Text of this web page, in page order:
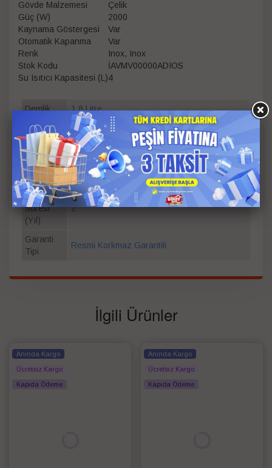
Gövde Malzemesi
Çelik
Güç (W)
2000
Kaynama Göstergesi
Var
Otomatik Kapanma
Var
Renk
Inox, Inox
Stok Kodu
İAVMV00000ADIOS
Su Isıtıcı Kapasitesi (L)4
Demlik
1.8 Litre
Alt
Çaydanlık
4 Litre
Güç
2000 W
Renk
Inox
Garanti
Süresi
(Yıl)
2
Garanti
Tipi
Resmi Korkmaz Garantili
İlgili Ürünler
Anında Kargo
Ücretsiz Kargo
Kapıda Ödeme
Anında Kargo
Ücretsiz Kargo
Kapıda Ödeme